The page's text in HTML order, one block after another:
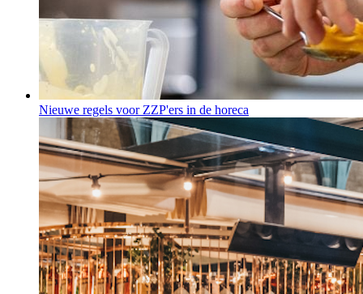
Nieuwe regels voor ZZP'ers in de horeca